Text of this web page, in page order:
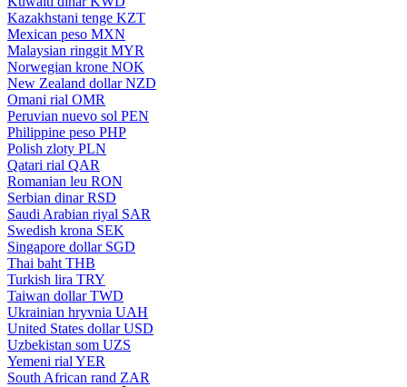
Kazakhstani tenge KZT
Mexican peso MXN
Malaysian ringgit MYR
Norwegian krone NOK
New Zealand dollar NZD
Omani rial OMR
Peruvian nuevo sol PEN
Philippine peso PHP
Polish zloty PLN
Qatari rial QAR
Romanian leu RON
Serbian dinar RSD
Saudi Arabian riyal SAR
Swedish krona SEK
Singapore dollar SGD
Thai baht THB
Turkish lira TRY
Taiwan dollar TWD
Ukrainian hryvnia UAH
United States dollar USD
Uzbekistan som UZS
Yemeni rial YER
South African rand ZAR